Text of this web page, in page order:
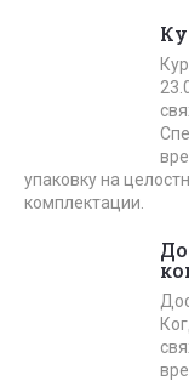
упаковку на
комплектации.